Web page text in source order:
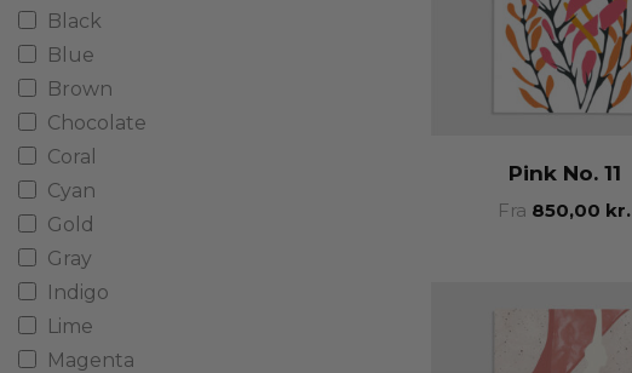
Pink No. 11
Fra 850,00 kr.
Black
Blue
Brown
Chocolate
Coral
Cyan
Gold
Gray
Indigo
Lime
Magenta